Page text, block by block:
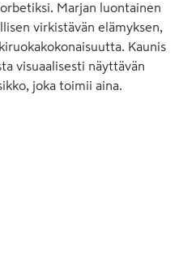
Marjan luontainen
virkistävän elämyksen,
Kaunis
visuaalisesti näyttävän
joka toimii aina.